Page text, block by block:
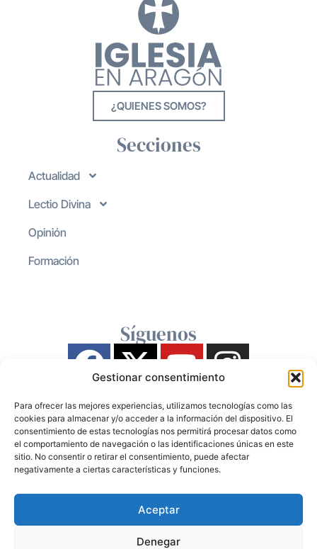
Gestionar consentimiento
Para ofrecer las mejores experiencias, utilizamos tecnologías como las
cookies para almacenar y/o acceder a la información del dispositivo. El
consentimiento de estas tecnologías nos permitirá procesar datos como
el comportamiento de navegación o las identificaciones únicas en este
sitio. No consentir o retirar el consentimiento, puede afectar
negativamente a ciertas características y funciones.
Aceptar
Denegar
¿QUIENES SOMOS?
Secciones
Actualidad
Lectio Divina
Opinión
Formación
Síguenos